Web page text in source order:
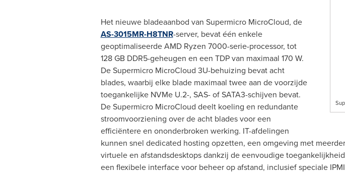
Het nieuwe bladeaanbod van Supermicro MicroCloud, de
AS-3015MR-H8TNR-server, bevat één enkele
geoptimaliseerde AMD Ryzen 7000-serie-processor, tot
128 GB DDR5-geheugen en een TDP van maximaal 170 W.
De Supermicro MicroCloud 3U-behuizing bevat acht
blades, waarbij elke blade maximaal twee aan de voorzijde
toegankelijke NVMe U.2-, SAS- of SATA3-schijven bevat.
De Supermicro MicroCloud deelt koeling en redundante
stroomvoorziening over de acht blades voor een
efficiëntere en ononderbroken werking. IT-afdelingen
kunnen snel dedicated hosting opzetten, een omgeving met
virtuele en afstandsdesktops dankzij de eenvoudige
een flexibele interface voor beheer op afstand, inclusief speciale